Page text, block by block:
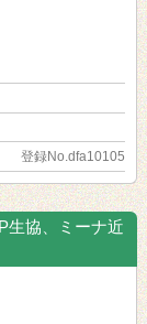
登録No.dfa10105
生協、ミーナ近